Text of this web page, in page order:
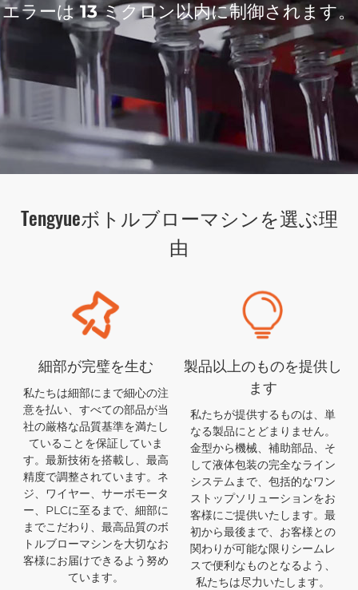
エラーは 13 ミクロン以内に制御されます。
Tengyueボトルブローマシンを選ぶ理
由
細部が完璧を生む
私たちは細部にまで細心の注
意を払い、すべての部品が当
社の厳格な品質基準を満たし
ていることを保証していま
す。最新技術を搭載し、最高
精度で調整されています。ネ
ジ、ワイヤー、サーボモータ
ー、PLCに至るまで、細部に
までこだわり、最高品質のボ
トルブローマシンを大切なお
客様にお届けできるよう努め
ています。
製品以上のものを提供し
ます
私たちが提供するものは、単
なる製品にとどまりません。
金型から機械、補助部品、そ
して液体包装の完全なライン
システムまで、包括的なワン
ストップソリューションをお
客様にご提供いたします。最
初から最後まで、お客様との
関わりが可能な限りシームレ
スで便利なものとなるよう、
私たちは尽力いたします。